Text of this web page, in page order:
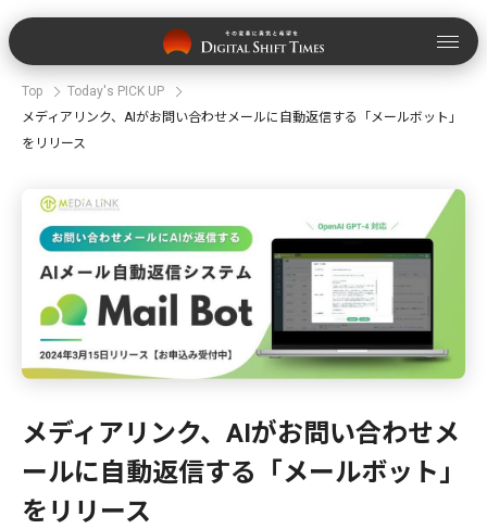
Top
Today's PICK UP
メディアリンク、AIがお問い合わせメールに自動返信する「メールボット」
をリリース
メディアリンク、AIがお問い合わせメ
ールに自動返信する「メールボット」
をリリース